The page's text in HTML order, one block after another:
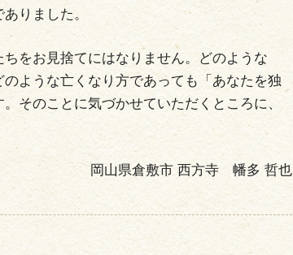
りました。
をお見捨てにはなりません。どのような
ような亡くなり方であっても「あなたを独
そのことに気づかせていただくところに、
岡山県倉敷市 西方寺 幡多 哲也